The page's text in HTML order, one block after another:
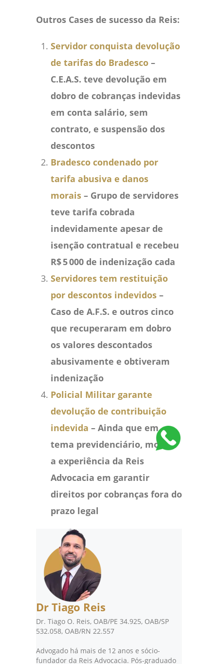
Outros Cases de sucesso da Reis:
Servidor conquista devolução
de tarifas do Bradesco –
C.E.A.S. teve devolução em
dobro de cobranças indevidas
em conta salário, sem
contrato, e suspensão dos
descontos
Bradesco condenado por
tarifa abusiva e danos
morais – Grupo de servidores
teve tarifa cobrada
indevidamente apesar de
isenção contratual e recebeu
R$5000 de indenização cada
Servidores tem restituição
por descontos indevidos –
Caso de A.F.S. e outros cinco
que recuperaram em dobro
os valores descontados
abusivamente e obtiveram
indenização
Policial Militar garante
devolução de contribuição
indevida – Ainda que em
tema previdenciário, mostra
a experiência da Reis
Advocacia em garantir
direitos por cobranças fora do
prazo legal
Dr Tiago Reis
Dr. Tiago O. Reis, OAB/PE 34.925, OAB/SP
532.058, OAB/RN 22.557
Advogado há mais de 12 anos e sócio-
fundador da Reis Advocacia. Pós-graduado